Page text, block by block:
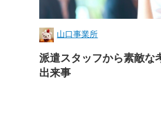
山口事業所
派遣スタッフから素敵な
出来事